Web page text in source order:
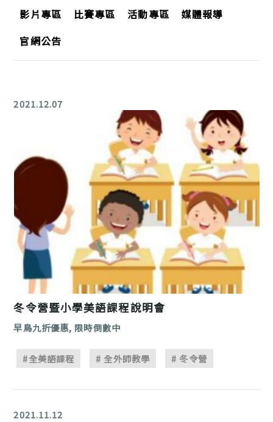
2021.12.07
冬令營暨小學美語課程說明會
早鳥九折優惠, 限時倒數中
#全美語課程 # 全外師教學 # 冬令營
2021.11.12
影片專區 比賽專區 活動專區
媒體報導
官網公告